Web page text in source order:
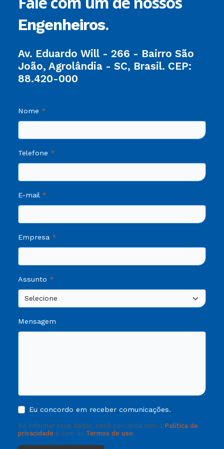
Engenheiros.
Av. Eduardo Will - 266 - Bairro São
João, Agrolândia - SC, Brasil. CEP:
88.420-000
Nome
Telefone
E-mail
Empresa
Assunto
Mensagem
Eu concordo em receber comunicações.
Ao informar seus dados, você concorda com a Política de
privacidade e com os Termos de uso.